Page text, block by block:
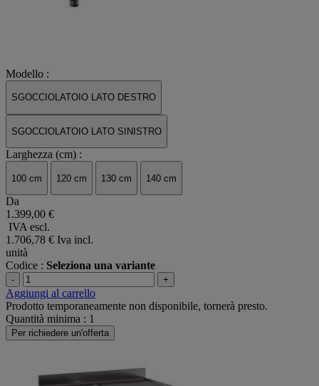
Modello :
SGOCCIOLATOIO LATO DESTRO
SGOCCIOLATOIO LATO SINISTRO
Larghezza (cm) :
100 cm 120 cm 130 cm 140 cm
Da
1.399,00 €
IVA escl.
1.706,78 € Iva incl.
unità
Codice : Seleziona una variante
- +
Aggiungi al carrello
Prodotto temporaneamente non disponibile, tornerà presto.
Quantità minima : 1
Per richiedere un'offerta